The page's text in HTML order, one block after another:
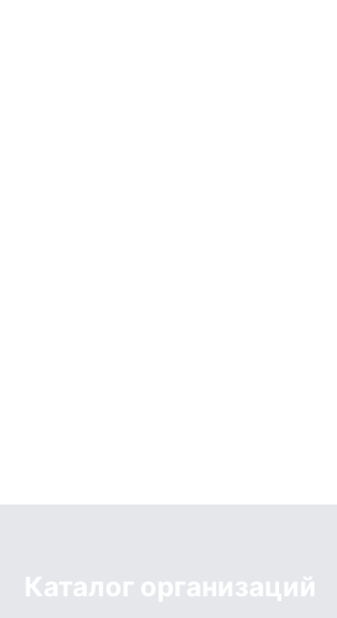
Каталог организаций